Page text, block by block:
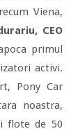
Viena,
CEO
primul
activi.
Pony Car
noastra,
flote de 50